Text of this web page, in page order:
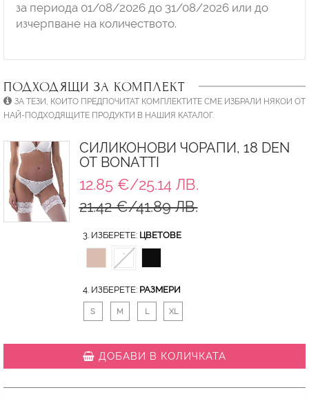
за периода 01/08/2026 до 31/08/2026 или до
изчерпване на количеството.
ПОДХОДЯЩИ ЗА КОМПЛЕКТ
ЗА ТЕЗИ, КОИТО ПРЕДПОЧИТАТ КОМПЛЕКТИТЕ СМЕ ИЗБРАЛИ НЯКОИ ОТ
НАЙ-ПОДХОДЯЩИТЕ ПРОДУКТИ В НАШИЯ КАТАЛОГ.
СИЛИКОНОВИ ЧОРАПИ, 18 DEN
ОТ BONATTI
12.85 €/25.14 ЛВ.
21.42 €/41.89 ЛВ.
3. ИЗБЕРЕТЕ: ЦВЕТОВЕ
4. ИЗБЕРЕТЕ: РАЗМЕРИ
S M L XL
ДОБАВИ В КОЛИЧКАТА